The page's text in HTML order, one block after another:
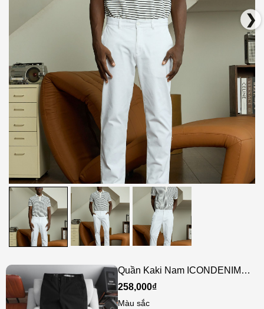
Quần Kaki Nam ICONDENIM
Detail Line – Slim Straight
258,000₫
Màu sắc